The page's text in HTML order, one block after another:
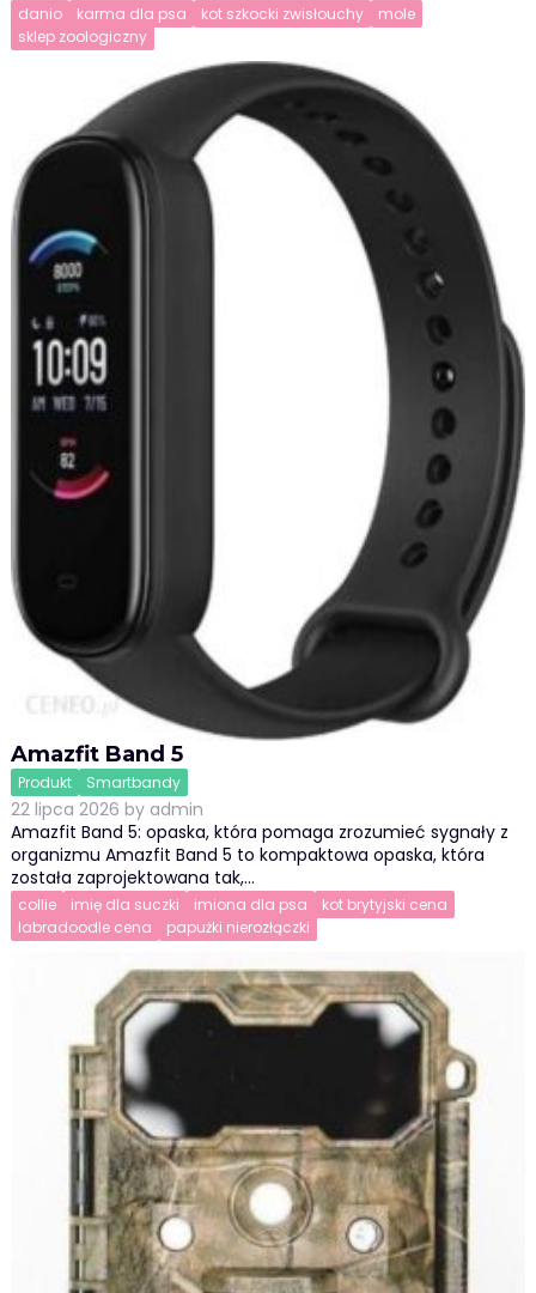
danio karma dla psa kot szkocki zwisłouchy
mole
sklep zoologiczny
Amazfit Band 5
Produkt Smartbandy
22 lipca 2026 by admin
Amazfit Band 5: opaska, która pomaga zrozumieć sygnały z
organizmu Amazfit Band 5 to kompaktowa opaska, która
została zaprojektowana tak,…
collie imię dla suczki imiona dla psa
kot brytyjski cena
labradoodle cena
papużki nierozłączki